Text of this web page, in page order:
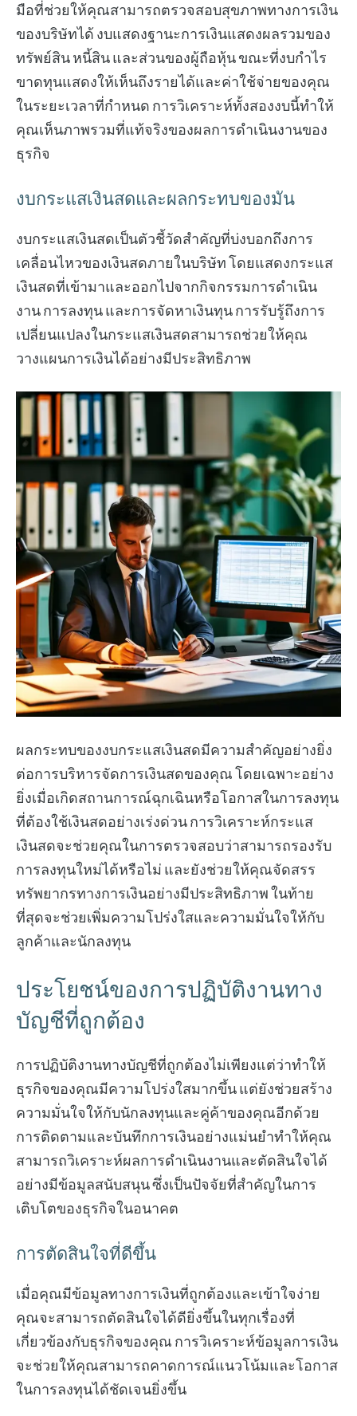
มือที่ช่วยให้คุณสามารถตรวจสอบสุขภาพทางการเงิน
ของบริษัทได้ งบแสดงฐานะการเงินแสดงผลรวมของ
ทรัพย์สิน หนี้สิน และส่วนของผู้ถือหุ้น ขณะที่งบกำไร
ขาดทุนแสดงให้เห็นถึงรายได้และค่าใช้จ่ายของคุณ
ในระยะเวลาที่กำหนด การวิเคราะห์ทั้งสองงบนี้ทำให้
คุณเห็นภาพรวมที่แท้จริงของผลการดำเนินงานของ
ธุรกิจ
งบกระแสเงินสดและผลกระทบของมัน
งบกระแสเงินสดเป็นตัวชี้วัดสำคัญที่บ่งบอกถึงการ
เคลื่อนไหวของเงินสดภายในบริษัท โดยแสดงกระแส
เงินสดที่เข้ามาและออกไปจากกิจกรรมการดำเนิน
งาน การลงทุน และการจัดหาเงินทุน การรับรู้ถึงการ
เปลี่ยนแปลงในกระแสเงินสดสามารถช่วยให้คุณ
วางแผนการเงินได้อย่างมีประสิทธิภาพ
ผลกระทบของงบกระแสเงินสดมีความสำคัญอย่างยิ่ง
ต่อการบริหารจัดการเงินสดของคุณ โดยเฉพาะอย่าง
ยิ่งเมื่อเกิดสถานการณ์ฉุกเฉินหรือโอกาสในการลงทุน
ที่ต้องใช้เงินสดอย่างเร่งด่วน การวิเคราะห์กระแส
เงินสดจะช่วยคุณในการตรวจสอบว่าสามารถรองรับ
การลงทุนใหม่ได้หรือไม่ และยังช่วยให้คุณจัดสรร
ทรัพยากรทางการเงินอย่างมีประสิทธิภาพ ในท้าย
ที่สุดจะช่วยเพิ่มความโปร่งใสและความมั่นใจให้กับ
ลูกค้าและนักลงทุน
ประโยชน์ของการปฏิบัติงานทาง
บัญชีที่ถูกต้อง
การปฏิบัติงานทางบัญชีที่ถูกต้องไม่เพียงแต่ว่าทำให้
ธุรกิจของคุณมีความโปร่งใสมากขึ้น แต่ยังช่วยสร้าง
ความมั่นใจให้กับนักลงทุนและคู่ค้าของคุณอีกด้วย
การติดตามและบันทึกการเงินอย่างแม่นยำทำให้คุณ
สามารถวิเคราะห์ผลการดำเนินงานและตัดสินใจได้
อย่างมีข้อมูลสนับสนุน ซึ่งเป็นปัจจัยที่สำคัญในการ
เติบโตของธุรกิจในอนาคต
การตัดสินใจที่ดีขึ้น
เมื่อคุณมีข้อมูลทางการเงินที่ถูกต้องและเข้าใจง่าย
คุณจะสามารถตัดสินใจได้ดียิ่งขึ้นในทุกเรื่องที่
เกี่ยวข้องกับธุรกิจของคุณ การวิเคราะห์ข้อมูลการเงิน
จะช่วยให้คุณสามารถคาดการณ์แนวโน้มและโอกาส
ในการลงทุนได้ชัดเจนยิ่งขึ้น